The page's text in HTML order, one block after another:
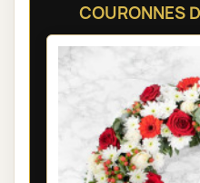
COURONNES